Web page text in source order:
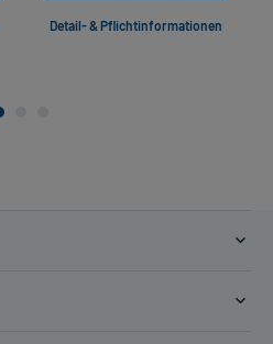
Detail- & Pflichtinformationen